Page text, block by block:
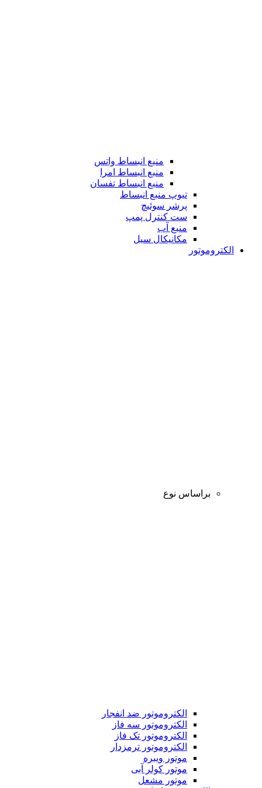
منبع انبساط واتس
منبع انبساط امرا
منبع انبساط تفسان
تیوپ منبع انبساط
پرشر سوئیچ
ست کنترل پمپ
منبع آب
مکانیکال سیل
الکتروموتور
براساس نوع
الکتروموتور ضد انفجار
الکتروموتور سه فاز
الکتروموتور تک فاز
الکتروموتور ترمزدار
موتور ویبره
موتور کولر آبی
موتور مشعل